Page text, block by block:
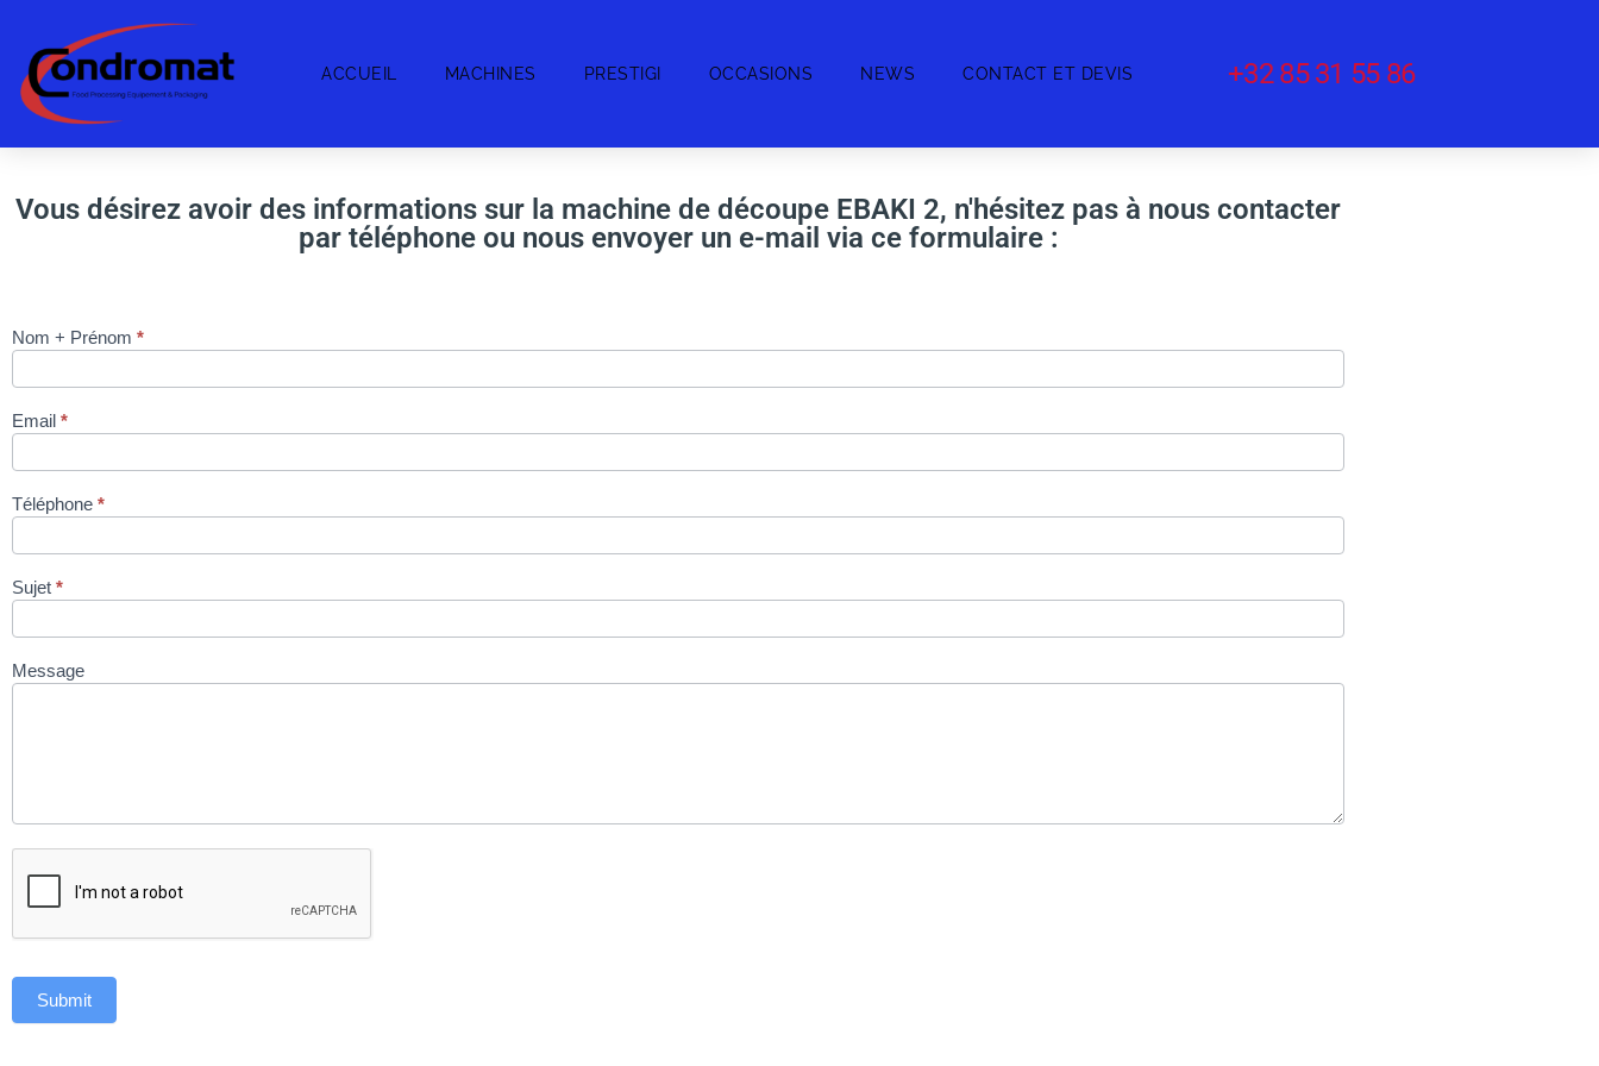
ACCUEIL MACHINES PRESTIGI OCCASIONS NEWS CONTACT ET DEVIS +32 85 31 55 86
Vous désirez avoir des informations sur la machine de découpe EBAKI 2, n'hésitez pas à nous contacter
par téléphone ou nous envoyer un e-mail via ce formulaire :
Machine de
site
Nom + Prénom *
Email *
Téléphone *
Sujet *
Message
Submit